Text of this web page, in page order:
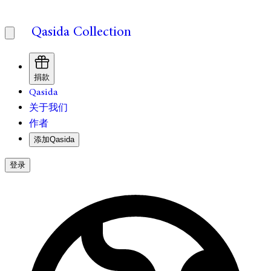
Qasida Collection
捐款
Qasida
关于我们
作者
添加Qasida
登录